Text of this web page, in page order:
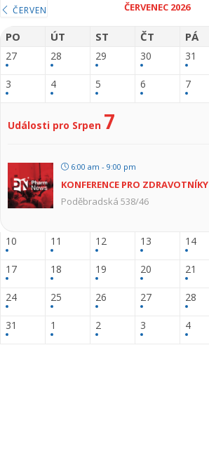
ČERVEN ČERVENEC 2026
PO ÚT ST ČT PÁ
27 28 29 30 31
3 4 5 6 7
Události pro Srpen 7
6:00 am - 9:00 pm
KONFERENCE PRO ZDRAVOTNÍKY
Poděbradská 538/46
10 11 12 13 14
17 18 19 20 21
24 25 26 27 28
31 1 2 3 4